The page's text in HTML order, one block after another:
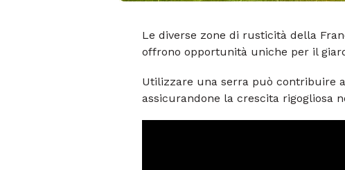
Le diverse zone di rusticità della
offrono opportunità uniche per il
Utilizzare una serra può contribuire
assicurandone la crescita rigogliosa